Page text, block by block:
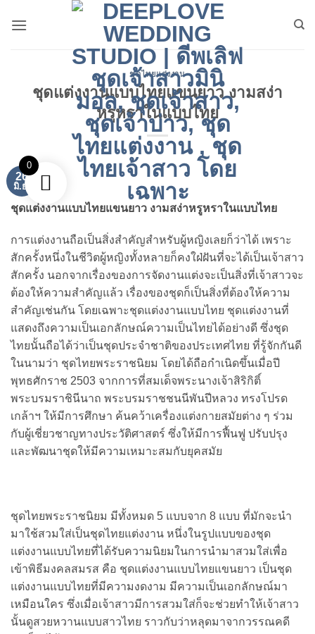
ชุดไทยแต่งงาน
ชุดแต่งงานแบบไทยแขนยาว งามสง่า
หรูหราในแบบไทย
26
มิ.ย.
ชุดแต่งงานแบบไทยแขนยาว งามสง่าหรูหราในแบบไทย
การแต่งงานถือเป็นสิ่งสำคัญสำหรับผู้หญิงเลยก็ว่าได้ เพราะ
สักครั้งหนึ่งในชีวิตผู้หญิงทั้งหลายก็คงใฝ่ฝันที่จะได้เป็นเจ้าสาว
สักครั้ง นอกจากเรื่องของการจัดงานแต่งจะเป็นสิ่งที่เจ้าสาวจะ
ต้องให้ความสำคัญแล้ว เรื่องของชุดก็เป็นสิ่งที่ต้องให้ความ
สำคัญเช่นกัน โดยเฉพาะชุดแต่งงานแบบไทย ชุดแต่งงานที่
แสดงถึงความเป็นเอกลักษณ์ความเป็นไทยได้อย่างดี ซึ่งชุด
ไทยนั้นถือได้ว่าเป็นชุดประจำชาติของประเทศไทย ที่รู้จักกันดี
ในนามว่า ชุดไทยพระราชนิยม โดยได้ถือกำเนิดขึ้นเมื่อปี
พุทธศักราช 2503 จากการที่สมเด็จพระนางเจ้าสิริกิติ์
พระบรมราชินีนาถ พระบรมราชชนนีพันปีหลวง ทรงโปรด
เกล้าฯ ให้มีการศึกษา ค้นคว้าเครื่องแต่งกายสมัยต่าง ๆ ร่วม
กับผู้เชี่ยวชาญทางประวัติศาสตร์ ซึ่งให้มีการฟื้นฟู ปรับปรุง
และพัฒนาชุดให้มีความเหมาะสมกับยุคสมัย
ชุดไทยพระราชนิยม มีทั้งหมด 5 แบบจาก 8 แบบ ที่มักจะนำ
มาใช้สวมใส่เป็นชุดไทยแต่งงาน หนึ่งในรูปแบบของชุด
แต่งงานแบบไทยที่ได้รับความนิยมในการนำมาสวมใส่เพื่อ
เข้าพิธีมงคลสมรส คือ ชุดแต่งงานแบบไทยแขนยาว เป็นชุด
แต่งงานแบบไทยที่มีความงดงาม มีความเป็นเอกลักษณ์มา
เหมือนใคร ซึ่งเมื่อเจ้าสาวมีการสวมใส่ก็จะช่วยทำให้เจ้าสาว
นั้นดูสวยหวานแบบสาวไทย ราวกับว่าหลุดมาจากวรรณคดี
0